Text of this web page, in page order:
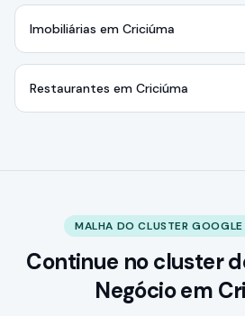
Imobiliárias em Criciúma
Restaurantes em Criciúma
MALHA DO CLUSTER
Continue no cluster
Negócioem